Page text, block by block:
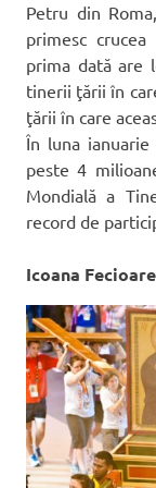
Petru din
primesc
prima dată are
tinerii ţării în
ţării în care
În luna
peste 4
Mondială a
record de
Icoana